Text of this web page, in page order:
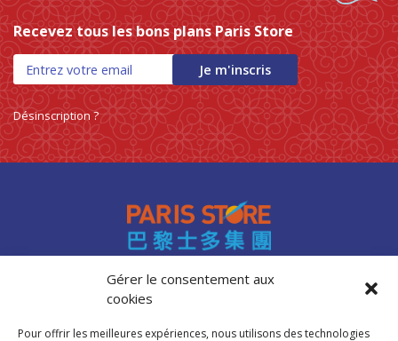
Gérer le consentement aux
cookies
Pour offrir les meilleures expériences, nous utilisons des technologies
Recevez tous les bons plans Paris Store
Je m'inscris
Désinscription ?
Accès professionnels